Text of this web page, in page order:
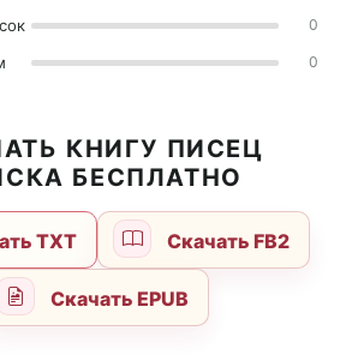
0
0
КНИГУ ПИСЕЦ
БЕСПЛАТНО
TXT Скачать FB2
Скачать EPUB